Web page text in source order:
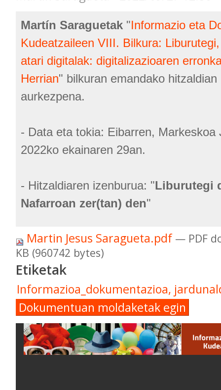
Martín Saraguetak "Informazio eta
Kudeatzaileen VIII. Bilkura:
atari digitalak: digitalizazioaren
Herrian" bilkuran emandako hitzaldian
aurkezpena.
- Data eta tokia: Eibarren, Markeskoa
2022ko ekainaren 29an.
- Hitzaldiaren izenburua: "Liburutegi
Nafarroan zer(tan) den"
Martin Jesus Saragueta.pdf — PDF
KB (960742 bytes)
Etiketak
Informazioa_dokumentazioa,
Dokumentuan moldaketak egin